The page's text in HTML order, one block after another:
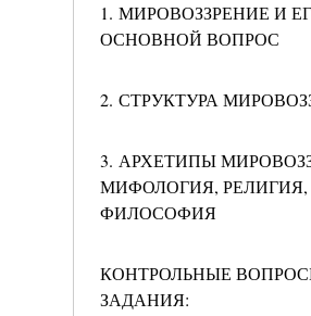
1. МИРОВОЗЗРЕНИЕ И
ОСНОВНОЙ ВОПРОС
2. СТРУКТУРА
3. АРХЕТИПЫ
МИФОЛОГИЯ, РЕЛИГИЯ,
ФИЛОСОФИЯ
КОНТРОЛЬНЫЕ
ЗАДАНИЯ: